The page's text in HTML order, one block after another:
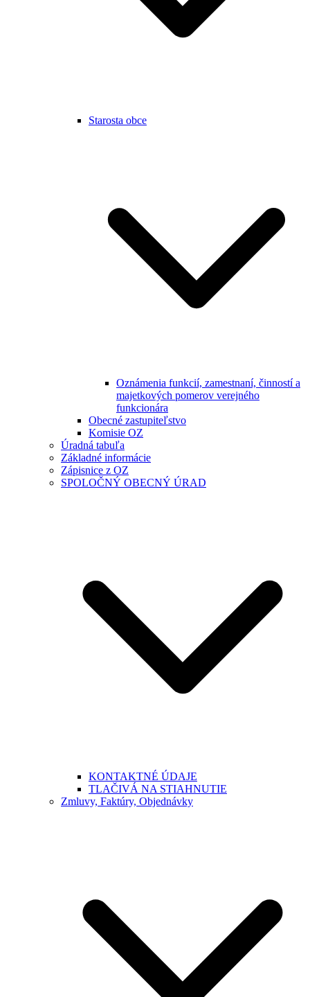
Starosta obce
Oznámenia funkcií, zamestnaní, činností a
majetkových pomerov verejného
funkcionára
Obecné zastupiteľstvo
Komisie OZ
Úradná tabuľa
Základné informácie
Zápisnice z OZ
SPOLOČNÝ OBECNÝ ÚRAD
KONTAKTNÉ ÚDAJE
TLAČIVÁ NA STIAHNUTIE
Zmluvy, Faktúry, Objednávky